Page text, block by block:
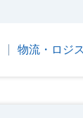
物流・ロジ